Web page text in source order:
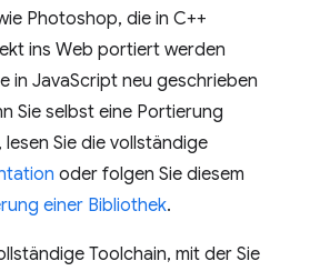
Photoshop, die in C++
ins Web portiert werden
in JavaScript neu geschrieben
Sie selbst eine Portierung
Sie die vollständige
oder folgen Sie diesem
einer Bibliothek.
Toolchain, mit der Sie